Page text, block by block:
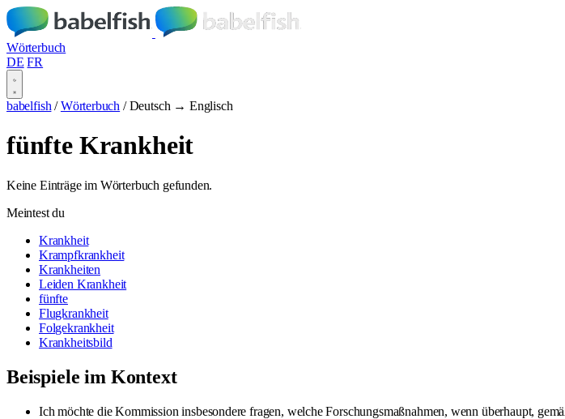
Wörterbuch
DE FR
babelfish / Wörterbuch / Deutsch → Englisch
fünfte Krankheit
Keine Einträge im Wörterbuch gefunden.
Meintest du
Krankheit
Krampfkrankheit
Krankheiten
Leiden Krankheit
fünfte
Flugkrankheit
Folgekrankheit
Krankheitsbild
Beispiele im Kontext
Ich möchte die Kommission insbesondere fragen, welche Forschungsmaßnahmen, wenn überhaupt,